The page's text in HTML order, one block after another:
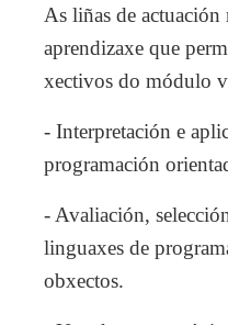
As liñas de actuación
aprendizaxe que
xectivos do módulo
- Interpretación e
programación
- Avaliación,
linguaxes de
obxectos.